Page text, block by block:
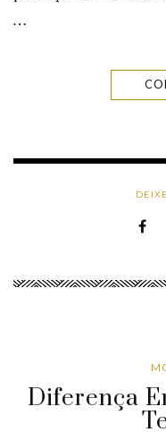
…
Diferença